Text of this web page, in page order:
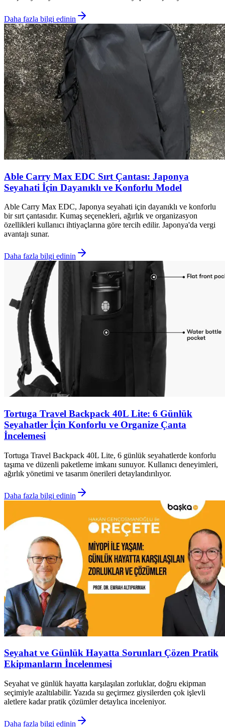
Daha fazla bilgi edinin
Able Carry Max EDC Sırt Çantası: Japonya
Seyahati İçin Dayanıklı ve Konforlu Model
Able Carry Max EDC, Japonya seyahati için dayanıklı ve konforlu
bir sırt çantasıdır. Kumaş seçenekleri, ağırlık ve organizasyon
özellikleri kullanıcı ihtiyaçlarına göre tercih edilir. Japonya'da vergi
avantajı sunar.
Daha fazla bilgi edinin
Tortuga Travel Backpack 40L Lite: 6 Günlük
Seyahatler İçin Konforlu ve Organize Çanta
İncelemesi
Tortuga Travel Backpack 40L Lite, 6 günlük seyahatlerde konforlu
taşıma ve düzenli paketleme imkanı sunuyor. Kullanıcı deneyimleri,
ağırlık yönetimi ve tasarım önerileri detaylandırılıyor.
Daha fazla bilgi edinin
Seyahat ve Günlük Hayatta Sorunları Çözen Pratik
Ekipmanların İncelenmesi
Seyahat ve günlük hayatta karşılaşılan zorluklar, doğru ekipman
seçimiyle azaltılabilir. Yazıda su geçirmez giysilerden çok işlevli
aletlere kadar pratik çözümler detaylıca inceleniyor.
Daha fazla bilgi edinin